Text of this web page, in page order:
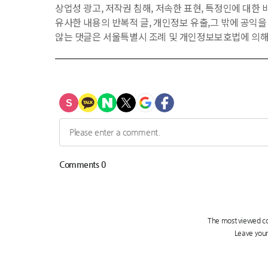
상업성 광고, 저작권 침해, 저속한 표현, 특정인에 대한
유사한 내용의 반복적 글, 개인정보 유출,그 밖에 공익
않는 댓글은 서울특별시 조례 및 개인정보보호법에 의